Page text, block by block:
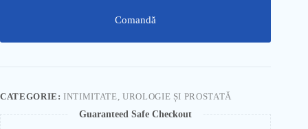
Comandă
CATEGORIE:INTIMITATE, UROLOGIE ȘI PROSTATĂ
Guaranteed Safe Checkout